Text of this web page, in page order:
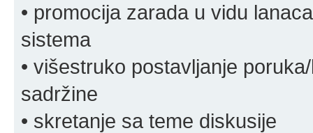
• promocija zarada u vidu
sistema
• višestruko postavljanje
sadržine
• skretanje sa teme diskusije